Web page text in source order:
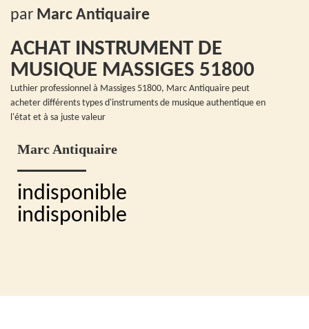
par Marc Antiquaire
ACHAT INSTRUMENT DE
MUSIQUE MASSIGES 51800
Luthier professionnel à Massiges 51800, Marc Antiquaire peut
acheter différents types d'instruments de musique authentique en
l'état et à sa juste valeur
Marc Antiquaire
indisponible
indisponible